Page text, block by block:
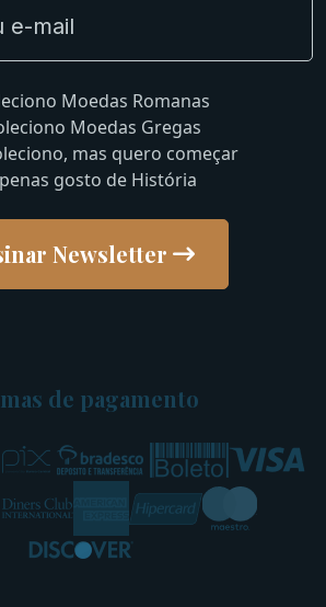
Moedas Romanas
Moedas Gregas
mas quero começar
gosto de História
Newsletter
de pagamento